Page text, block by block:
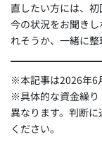
直したい方には、初
今の状況をお聞き
れそうか、一緒に整
※本記事は2026年6
※具体的な資金繰り
異なります。判断
ください。